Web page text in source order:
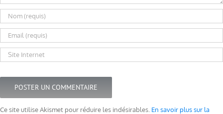
Ce site utilise Akismet pour réduire les indésirables. En savoir plus sur la